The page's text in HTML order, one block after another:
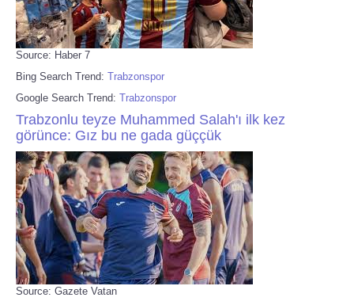
Source: Haber 7
Bing Search Trend: Trabzonspor
Google Search Trend: Trabzonspor
Trabzonlu teyze Muhammed Salah'ı ilk kez
görünce: Gız bu ne gada güççük
Source: Gazete Vatan